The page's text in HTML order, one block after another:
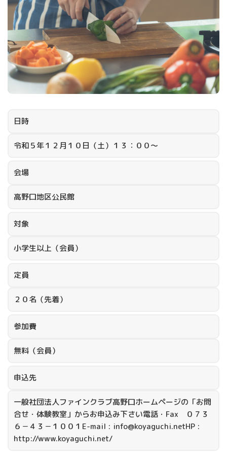
日時
令和５年１２月１０日（土）１３：００～
会場
高野口地区公民館
対象
小学生以上（会員）
定員
２０名（先着）
参加費
無料（会員）
申込先
一般社団法人ファインクラブ高野口ホームページの「お問
合せ・体験教室」からお申込み下さい電話・Fax ０７３
６－４３－１００１E-mail : info@koyaguchi.netHP :
http://www.koyaguchi.net/